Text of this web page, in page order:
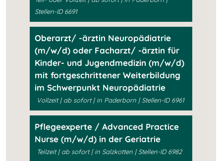
Stellen-ID 6691
Oberarzt/ -ärztin Neuropädiatrie
(m/w/d) oder Facharzt/ -ärztin für
Kinder- und Jugendmedizin (m/w/d)
mit fortgeschrittener Weiterbildung
im Schwerpunkt Neuropädiatrie
Vollzeit | ab sofort | in Paderborn | Stellen-ID 6961
Pflegeexperte / Advanced Practice
Nurse (m/w/d) in der Geriatrie
Teilzeit | ab sofort | in Salzkotten | Stellen-ID 6982